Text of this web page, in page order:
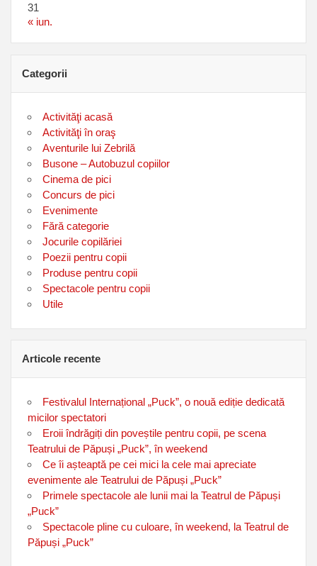
31
« iun.
Categorii
Activităţi acasă
Activităţi în oraş
Aventurile lui Zebrilă
Busone – Autobuzul copiilor
Cinema de pici
Concurs de pici
Evenimente
Fără categorie
Jocurile copilăriei
Poezii pentru copii
Produse pentru copii
Spectacole pentru copii
Utile
Articole recente
Festivalul Internațional „Puck”, o nouă ediție dedicată
micilor spectatori
Eroii îndrăgiți din poveștile pentru copii, pe scena
Teatrului de Păpuși „Puck”, în weekend
Ce îi așteaptă pe cei mici la cele mai apreciate
evenimente ale Teatrului de Păpuși „Puck”
Primele spectacole ale lunii mai la Teatrul de Păpuși
„Puck”
Spectacole pline cu culoare, în weekend, la Teatrul de
Păpuși „Puck”